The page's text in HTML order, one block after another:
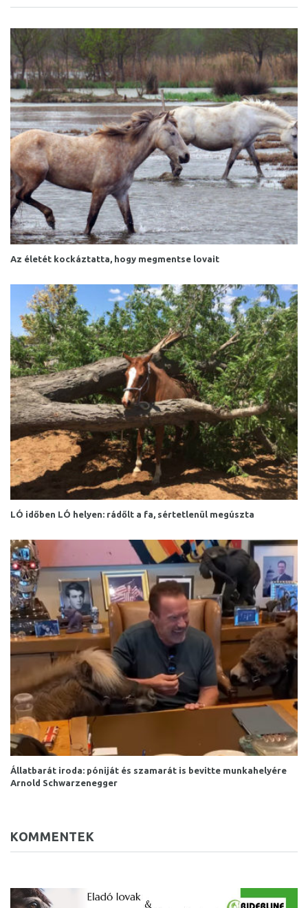
Az életét kockáztatta, hogy megmentse lovait
LÓ időben LÓ helyen: rádőlt a fa, sértetlenül megúszta
Állatbarát iroda: póniját és szamarát is bevitte munkahelyére
Arnold Schwarzenegger
KOMMENTEK